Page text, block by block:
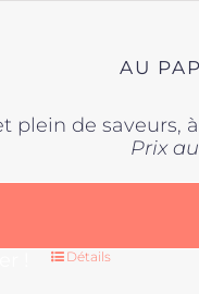
AU
plein de saveurs,
Prix
Détails